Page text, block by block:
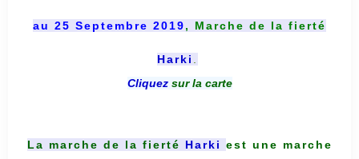
au 25 Septembre 2019, Marche de la fierté
Harki
Cliquez sur la carte
La marche de la fierté Harki est une marche